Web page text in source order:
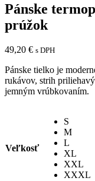
Pánske
prúžok
49,20 € s DPH
Pánske tielko je
rukávov, strih
jemným vrúbkovaním.
Veľkosť
S
M
L
XL
XXL
XXXL